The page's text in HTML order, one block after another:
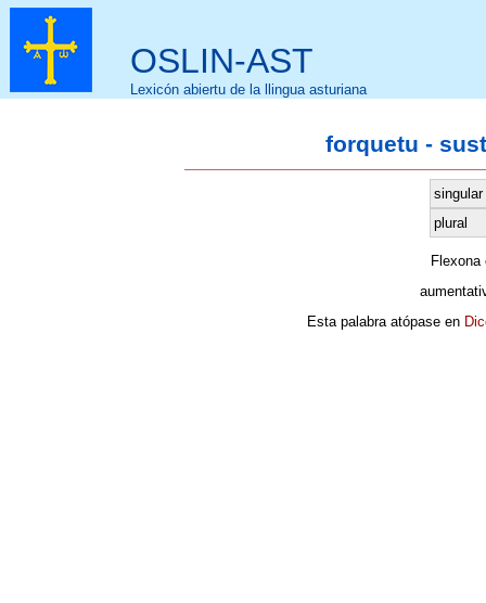
OSLIN-AST
Lexicón abiertu de la llingua asturiana
forquetu -
singular
plural
Esta palabra atópase en